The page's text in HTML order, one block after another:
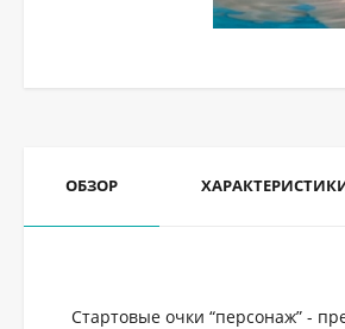
ОБЗОР
Стартовые очки “персонаж” -